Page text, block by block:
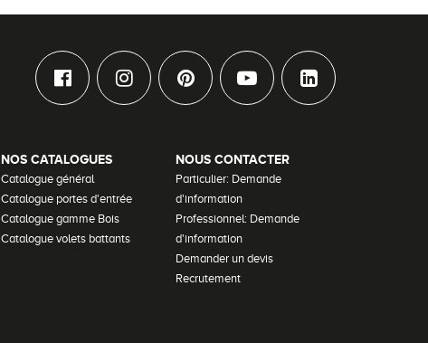
NOS CATALOGUES
Catalogue général
Catalogue portes d'entrée
Catalogue gamme Bois
Catalogue volets battants
NOUS CONTACTER
Particulier: Demande
d'information
Professionnel: Demande
d'information
Demander un devis
Recrutement